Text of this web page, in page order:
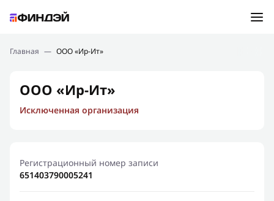
Подбор займа
Новости
Финансовое просвещение
Главная — ООО «Ир-Ит»
ООО «Ир-Ит»
Исключенная организация
Регистрационный номер записи
651403790005241
Ошибка:Контактная форма не найдена.
Спасибо, что написали нам
Мы свяжемся с Вами в ближайшее время и сообщим
результат
Отправить новый запрос